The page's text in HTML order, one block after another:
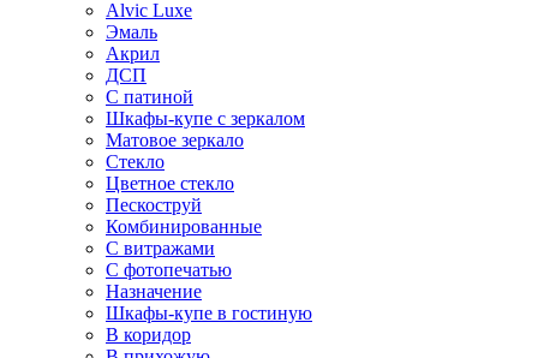
Alvic Luxe
Эмаль
Акрил
ДСП
С патиной
Шкафы-купе с зеркалом
Матовое зеркало
Стекло
Цветное стекло
Пескоструй
Комбинированные
С витражами
С фотопечатью
Назначение
Шкафы-купе в гостиную
В коридор